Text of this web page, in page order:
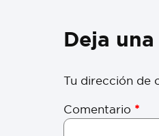
Deja
Tu dirección de
Comentario *